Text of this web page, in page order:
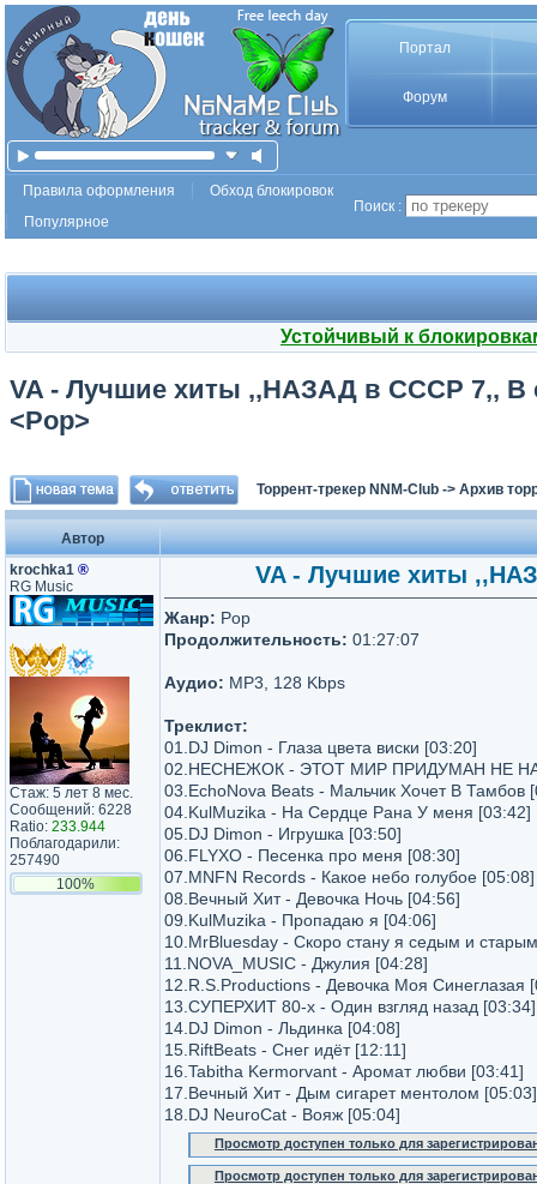
Портал
Форум
Правила оформления
Обход блокировок
Популярное
Поиск :
Устойчивый к
VA - Лучшие хиты ,,НАЗАД в СССР 7,, В
<Pop>
Торрент-трекер NNM-Club -> Архив
Автор
krochka1 ®
RG Music
Стаж: 5 лет 8 мес.
Сообщений: 6228
Ratio: 233.944
Поблагодарили:
257490
100%
VA - Лучшие хиты
Жанр: Pop
Продолжительность: 01:27:07
Аудио: MP3, 128 Kbps
Треклист:
01.DJ Dimon - Глаза цвета виски [03:20]
02.НЕСНЕЖОК - ЭТОТ МИР ПРИДУМАН НЕ
03.EchoNova Beats - Мальчик Хочет В Тамбов
04.KulMuzika - На Сердце Рана У меня [03:42]
05.DJ Dimon - Игрушка [03:50]
06.FLYXO - Песенка про меня [08:30]
07.MNFN Records - Какое небо голубое [05:08]
08.Вечный Хит - Девочка Ночь [04:56]
09.KulMuzika - Пропадаю я [04:06]
10.MrBluesday - Скоро стану я седым и
11.NOVA_MUSIC - Джулия [04:28]
12.R.S.Productions - Девочка Моя Синеглазая
13.СУПЕРХИТ 80-х - Один взгляд назад [03:34]
14.DJ Dimon - Льдинка [04:08]
15.RiftBeats - Снег идёт [12:11]
16.Tabitha Kermorvant - Аромат любви [03:41]
17.Вечный Хит - Дым сигарет ментолом [05:03]
18.DJ NeuroCat - Вояж [05:04]
Просмотр доступен только для
Просмотр доступен только для